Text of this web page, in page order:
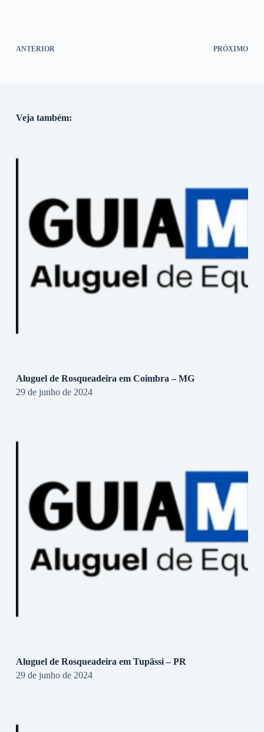
ANTERIOR PRÓXIMO
Veja também:
Aluguel de Rosqueadeira em Coimbra – MG
29 de junho de 2024
Aluguel de Rosqueadeira em Tupãssi – PR
29 de junho de 2024